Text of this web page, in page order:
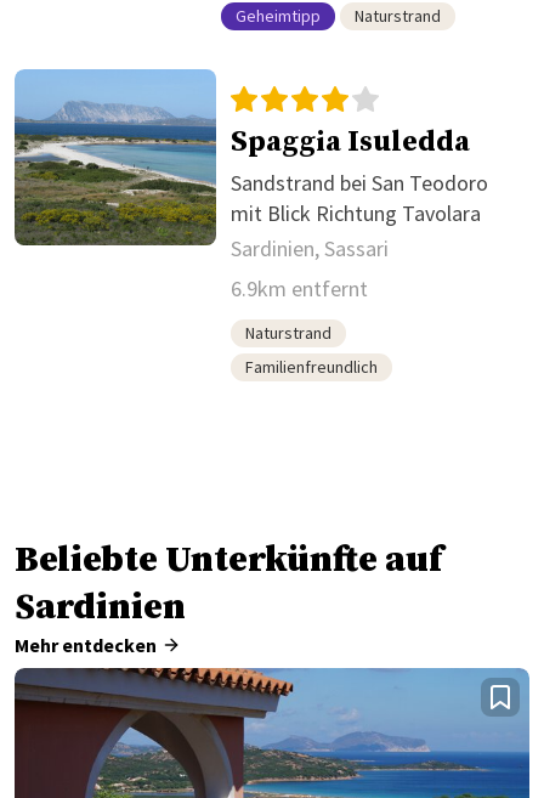
Geheimtipp Naturstrand
Spaggia Isuledda
Sandstrand bei San Teodoro
mit Blick Richtung Tavolara
Sardinien, Sassari
6.9km entfernt
Naturstrand
Familienfreundlich
Beliebte Unterkünfte auf
Sardinien
Mehr entdecken